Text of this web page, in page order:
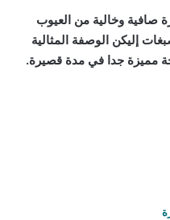
وخالية من العيوب
إليكن الوصفة المثالية
مميزة جدا في مدة قصيرة.